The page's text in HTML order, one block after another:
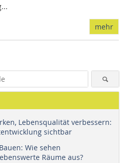
mehr
Lebensqualität verbessern:
sichtbar
Wie sehen
Räume aus?